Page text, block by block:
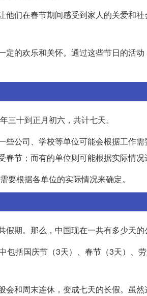
们在春节期间感受到家人的关爱和
的欢乐和关怀。通过这些节日的活
十到正月初六，共计七天。
公司、学校等单位可能会根据工作
节；而有的单位则可能根据实际情况
根据各单位的实际情况来确定。
期。那么，中国现在一共有多少天的
括国庆节（3天）、春节（3天）、
和周末连休，变成七天的长假。虽